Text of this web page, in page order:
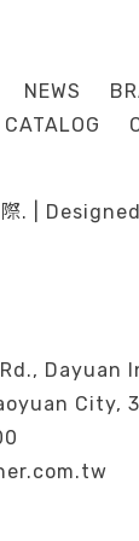
NEWS
CATALOG
. |
Dayuan
City,